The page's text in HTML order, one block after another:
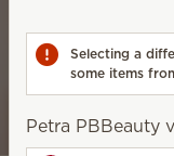
Selecting a
some items
Petra PBBeauty